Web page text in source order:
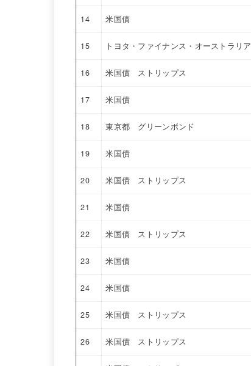
14 米国債
15 トヨタ・ファイナンス・オーストラリア
16 米国債 ストリップス
17 米国債
18 東京都 グリーンボンド
19 米国債
20 米国債 ストリップス
21 米国債
22 米国債 ストリップス
23 米国債
24 米国債
25 米国債 ストリップス
26 米国債 ストリップス